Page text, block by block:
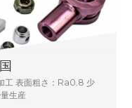
工 表面粗さ：Ra0.8 少
生産